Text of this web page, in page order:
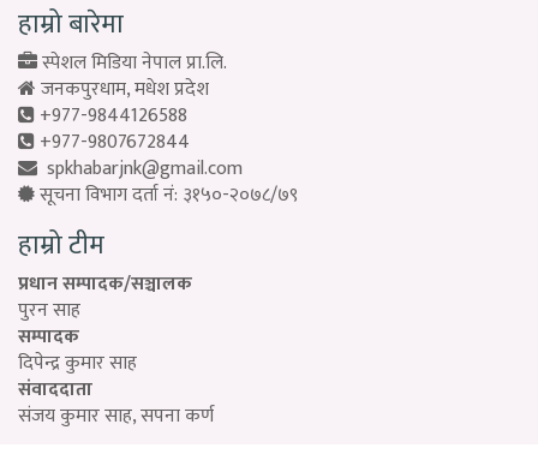
हाम्रो बारेमा
स्पेशल मिडिया नेपाल प्रा.लि.
जनकपुरधाम, मधेश प्रदेश
+977-9844126588
+977-9807672844
spkhabarjnk@gmail.com
सूचना विभाग दर्ता नं: ३१५०-२०७८/७९
हाम्रो टीम
प्रधान सम्पादक/सञ्चालक
पुरन साह
सम्पादक
दिपेन्द्र कुमार साह
संवाददाता
संजय कुमार साह, सपना कर्ण